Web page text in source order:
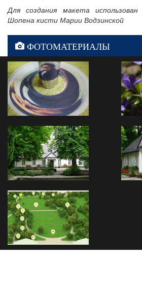
Для создания макета
Шопена кисти Марии Водзинской
ФОТОМАТЕРИАЛЫ